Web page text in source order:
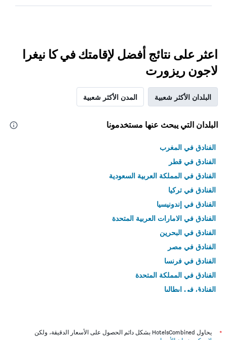
اعثر على نتائج أفضل لإقامتك في كا نيغرا
لاجون ريزورت
البلدان الأكثر شعبية المدن الأكثر شعبية
البلدان التي يبحث عنها مستخدمونا
الفنادق في المغرب
الفنادق في قطر
الفنادق في المملكة العربية السعودية
الفنادق في تركيا
الفنادق في إندونيسيا
الفنادق في الامارات العربية المتحدة
الفنادق في البحرين
الفنادق في مصر
الفنادق في فرنسا
الفنادق في المملكة المتحدة
الفنادق في إيطاليا
*
يحاول HotelsCombined بشكل دائم الحصول على الأسعار الدقيقة، ولكن